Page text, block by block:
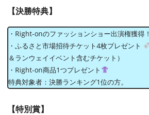
【決勝特典】
・Right-onのファッションショー出演権獲得！
・ふるさと市場招待チケット4枚プレゼント
＆ランウェイイベント含むチケット）
・Right-on商品1つプレゼント
特典対象者：決勝ランキング1位の方。
【特別賞】